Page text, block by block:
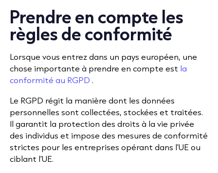
Prendre en compte les
règles de conformité
Lorsque vous entrez dans un pays européen, une
chose importante à prendre en compte est la
conformité au RGPD .
Le RGPD régit la manière dont les données
personnelles sont collectées, stockées et traitées.
Il garantit la protection des droits à la vie privée
des individus et impose des mesures de conformité
strictes pour les entreprises opérant dans l'UE ou
ciblant l'UE.